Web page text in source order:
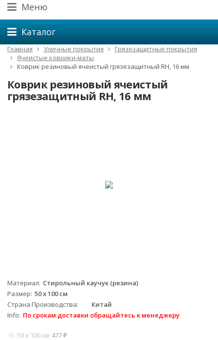
Меню
Каталог
Главная Уличные покрытия
Грязезащитные покрытия
Ячеистые коврики-маты
Коврик резиновый ячеистый грязезащитный RH, 16 мм
Коврик резиновый ячеистый
грязезащитный RH, 16 мм
Материал Стирольный каучук (резина)
Размер 50 х 100 см
Страна Производства
Китай
Info По срокам доставки обращайтесь к менеджеру
50 х 100 см 477 ₽